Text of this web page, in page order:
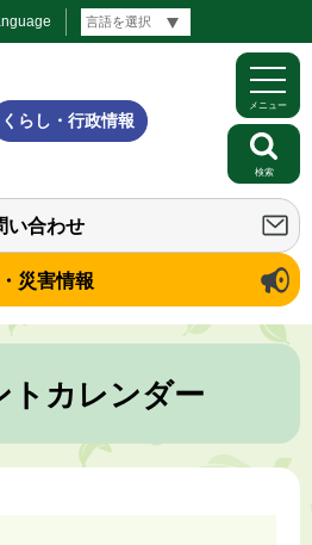
くらし・行政情報
い合わせ
災害情報
メニュー
検索
トカレンダー